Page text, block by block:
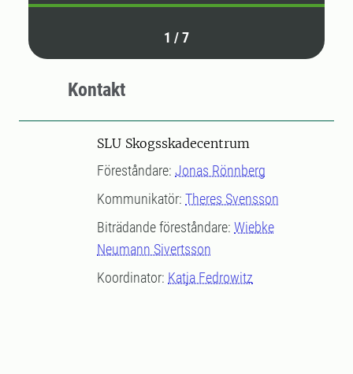
1 /7
Kontakt
SLU Skogsskadecentrum
Föreståndare: Jonas Rönnberg
Kommunikatör: Theres Svensson
Biträdande föreståndare: Wiebke
Neumann Sivertsson
Koordinator: Katja Fedrowitz